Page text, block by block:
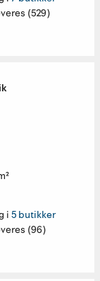
(529)
i 5 butikker
(96)